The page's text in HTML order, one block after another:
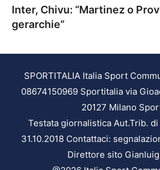
Inter, Chivu: “Martinez o
gerarchie”
SPORTITALIA Italia Sport
08674150969 Sportitalia via
20127 Milano
Testata giornalistica Aut.Trib.
31.10.2018 Contattaci:
Direttore sito